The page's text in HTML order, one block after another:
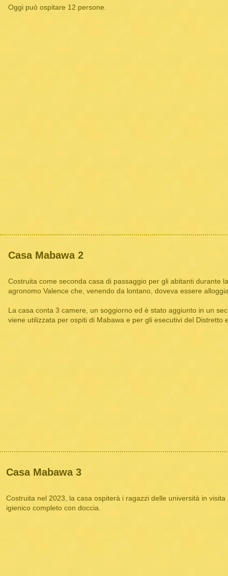
Oggi può ospitare 12 persone.
Casa Mabawa 2
Costruita come seconda casa di passaggio per gli abitanti durante
agronomo Valence che, venendo da lontano, doveva essere
La casa conta 3 camere, un soggiorno ed è stato aggiunto in un
viene utilizzata per ospiti di Mabawa e per gli esecutivi del
Casa Mabawa 3
Costruita nel 2023, la casa ospiterà i ragazzi delle università in
igienico completo con doccia